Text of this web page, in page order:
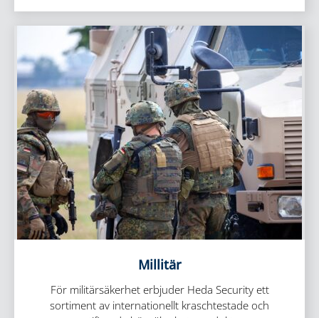
Millitär
För militärsäkerhet erbjuder Heda Security ett
sortiment av internationellt kraschtestade och